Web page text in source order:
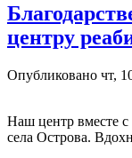
центру
Опубликовано чт,
Наш центр вместе
села Острова.